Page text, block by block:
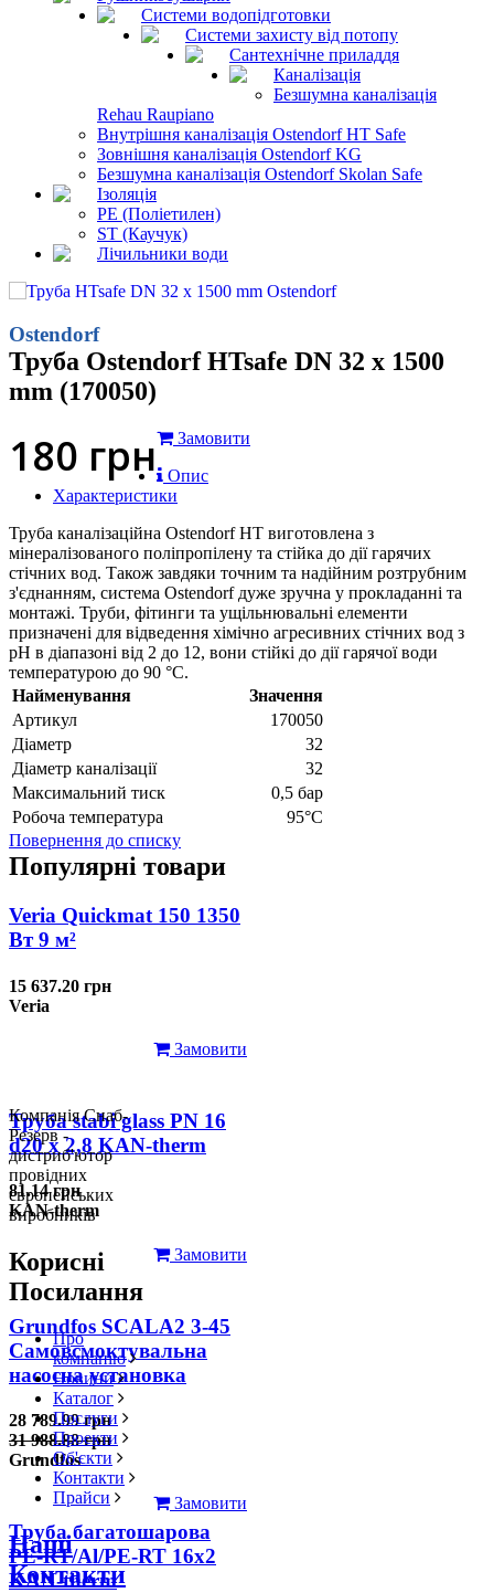
Системи водопідготовки
Системи захисту від потопу
Сантехнічне приладдя
Каналізація
Безшумна каналізація
Rehau Raupiano
Внутрішня каналізація Ostendorf HT Safe
Зовнішня каналізація Ostendorf KG
Безшумна каналізація Ostendorf Skolan Safe
Ізоляція
PE (Поліетилен)
ST (Каучук)
Лічильники води
Ostendorf
Труба Ostendorf HTsafe DN 32 x 1500
mm (170050)
180 грн
Замовити
Опис
Характеристики
Труба каналізаційна Ostendorf HT виготовлена з
мінералізованого поліпропілену та стійка до дії гарячих
стічних вод. Також завдяки точним та надійним розтрубним
з'єднанням, система Ostendorf дуже зручна у прокладанні та
монтажі. Труби, фітинги та ущільнювальні елементи
призначені для відведення хімічно агресивних стічних вод з
рН в діапазоні від 2 до 12, вони стійкі до дії гарячої води
температурою до 90 °С.
Найменування
Значення
Артикул
170050
Діаметр
32
Діаметр каналізації
32
Максимальний тиск
0,5 бар
Робоча температура
95°С
Повернення до списку
Популярні товари
Veria Quickmat 150 1350
Вт 9 м²
15 637.20 грн
Veria
Замовити
Труба stabi glass PN 16
d20 х 2,8 KAN-therm
81.14 грн
KAN-therm
Замовити
Grundfos SCALA2 3-45
Самовсмоктувальна
насосна установка
28 789.99 грн
31 988.88 грн
Grundfos
Замовити
Труба багатошарова
PE-RT/Al/PE-RT 16x2
KAN-therm
Компанія Снаб-
Резерв -
дистриб'ютор
провідних
європейських
виробників
Корисні
Посилання
Про
компанію
Новини
Каталог
Послуги
Проекти
Об'єкти
Контакти
Прайси
Наші
Контакти